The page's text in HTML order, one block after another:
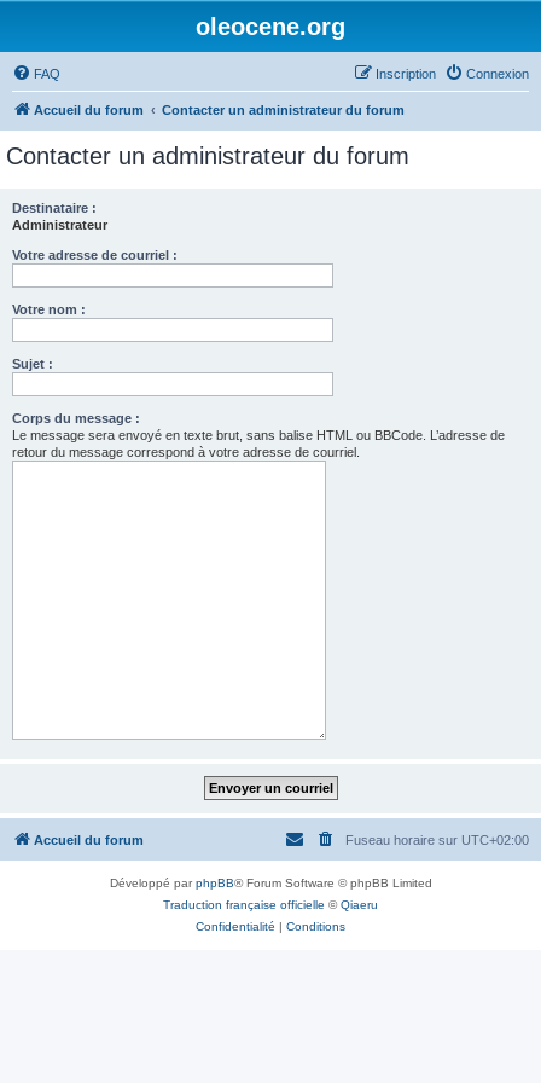
oleocene.org
FAQ Connexion
Inscription
Accueil du forum Contacter un administrateur du forum
Contacter un administrateur du forum
Destinataire :
Administrateur
Votre adresse de courriel :
Votre nom :
Sujet :
Corps du message :
Le message sera envoyé en texte brut, sans balise HTML ou BBCode. L’adresse de
retour du message correspond à votre adresse de courriel.
Accueil du forum Fuseau horaire sur UTC+02:00
Développé parphpBB® Forum Software © phpBB Limited
Traduction française officielle ©Qiaeru
Confidentialité | Conditions